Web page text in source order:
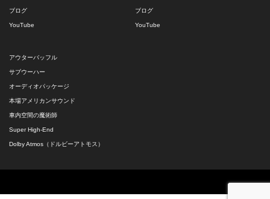
ブログ
YouTube
ブログ
YouTube
アウターバッフル
サブウーハー
オーディオパッケージ
本場アメリカンサウンド
車内空間の魔術師
Super High-End
Dolby Atmos（ドルビーアトモス）